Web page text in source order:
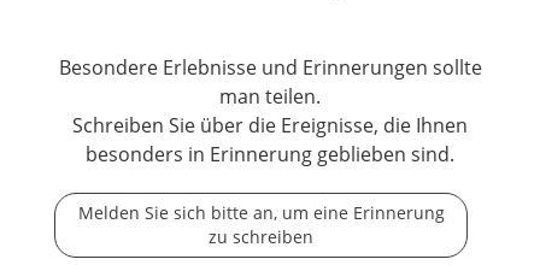
Besondere Erlebnisse und Erinnerungen sollte
man teilen.
Schreiben Sie über die Ereignisse, die Ihnen
besonders in Erinnerung geblieben sind.
Melden Sie sich bitte an, um eine Erinnerung
zu schreiben